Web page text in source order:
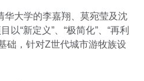
华大学的李嘉翔、莫宛莹及沈
以“新定义”、“极简化”、“再利
础，针对Z世代城市游牧族设